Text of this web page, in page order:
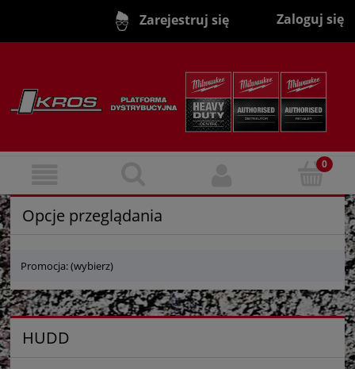
Zarejestruj się Zaloguj się
Opcje przeglądania
Promocja: (wybierz)
HUDD